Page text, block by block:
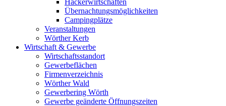
Häckerwirtschaften
Übernachtungsmöglichkeiten
Campingplätze
Veranstaltungen
Wörther Kerb
Wirtschaft & Gewerbe
Wirtschaftsstandort
Gewerbeflächen
Firmenverzeichnis
Wörther Wald
Gewerbering Wörth
Gewerbe geänderte Öffnungszeiten